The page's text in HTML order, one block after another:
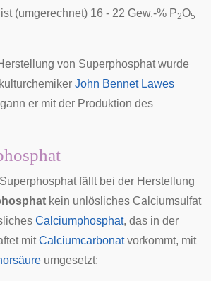
(umgerechnet) 16 - 22 Gew.-% P2O5
von Superphosphat wurde
John Bennet Lawes
er mit der Produktion des
fällt bei der Herstellung
kein unlösliches Calciumsulfat
Calciumphosphat, das in der
mitCalciumcarbonatvorkommt, mit
umgesetzt: